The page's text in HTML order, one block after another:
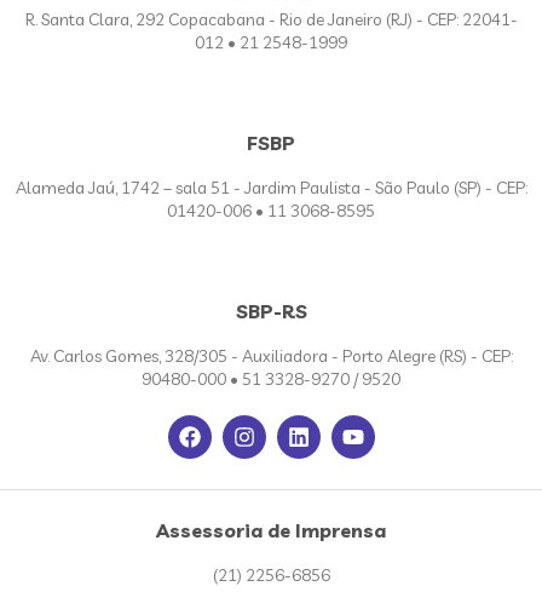
R. Santa Clara, 292 Copacabana - Rio de Janeiro (RJ) - CEP: 22041-
012 • 21 2548-1999
FSBP
Alameda Jaú, 1742 – sala 51 - Jardim Paulista - São Paulo (SP) - CEP:
01420-006 • 11 3068-8595
SBP-RS
Av. Carlos Gomes, 328/305 - Auxiliadora - Porto Alegre (RS) - CEP:
90480-000 • 51 3328-9270 / 9520
Assessoria de Imprensa
(21) 2256-6856